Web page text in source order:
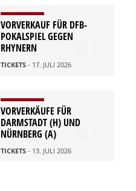
VORVERKAUF FÜR DFB-
POKALSPIEL GEGEN
RHYNERN
TICKETS - 17. JULI 2026
VORVERKÄUFE FÜR
DARMSTADT (H) UND
NÜRNBERG (A)
TICKETS - 13. JULI 2026